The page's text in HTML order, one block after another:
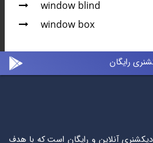
window blind
window box
رایگان
آنلاین و رایگان است که با هدف